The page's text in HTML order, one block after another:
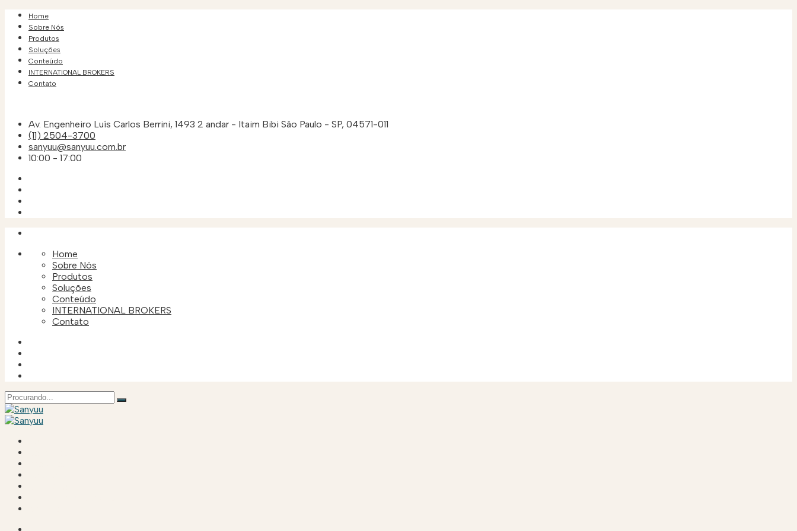
Home
Sobre Nós
Produtos
Soluções
Conteúdo
INTERNATIONAL BROKERS
Contato
Av. Engenheiro Luís Carlos Berrini, 1493 2 andar - Itaim Bibi São Paulo - SP, 04571-011
(11) 2504-3700
sanyuu@sanyuu.com.br
10:00 - 17:00
Home
Sobre Nós
Produtos
Soluções
Conteúdo
INTERNATIONAL BROKERS
Contato
Pesquisar
por: